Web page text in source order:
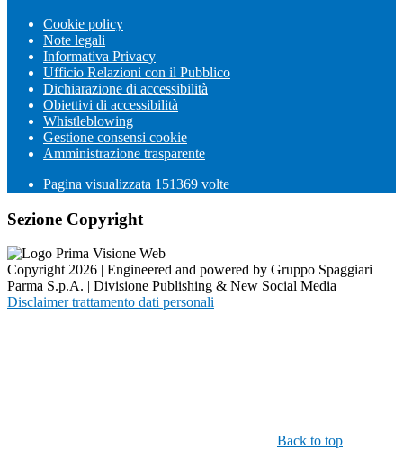
Cookie policy
Note legali
Informativa Privacy
Ufficio Relazioni con il Pubblico
Dichiarazione di accessibilità
Obiettivi di accessibilità
Whistleblowing
Gestione consensi cookie
Amministrazione trasparente
Pagina visualizzata 151369 volte
Sezione Copyright
Copyright 2026 | Engineered and powered by Gruppo Spaggiari
Parma S.p.A. | Divisione Publishing & New Social Media
Disclaimer trattamento dati personali
Back to top